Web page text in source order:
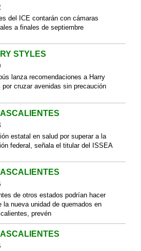
del ICE contarán con cámaras
a finales de septiembre
STYLES
lanza recomendaciones a Harry
por cruzar avenidas sin precaución
estatal en salud por superar a la
federal, señala el titular del ISSEA
de otros estados podrían hacer
la nueva unidad de quemados en
prevén